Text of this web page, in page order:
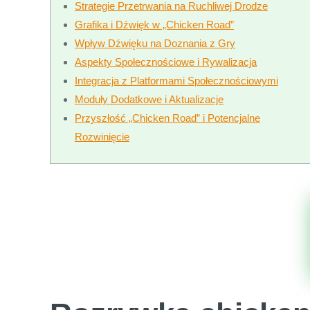
Strategie Przetrwania na Ruchliwej Drodze
Grafika i Dźwięk w „Chicken Road”
Wpływ Dźwięku na Doznania z Gry
Aspekty Społecznościowe i Rywalizacja
Integracja z Platformami Społecznościowymi
Moduły Dodatkowe i Aktualizacje
Przyszłość „Chicken Road” i Potencjalne
Rozwinięcie